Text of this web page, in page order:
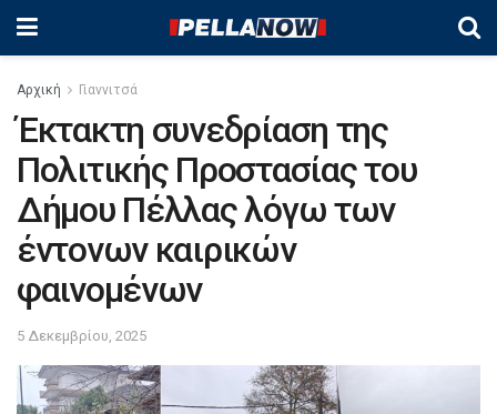
Αρχική Γιαννιτσά
Έκτακτη συνεδρίαση της
Πολιτικής Προστασίας του
Δήμου Πέλλας λόγω των
έντονων καιρικών
φαινομένων
5 Δεκεμβρίου, 2025